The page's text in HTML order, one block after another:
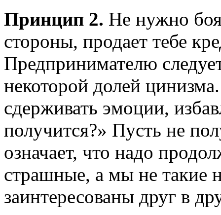
Принцип 2. Не нужно
стороны, продает тебе
Предпринимателю
некоторой долей
сдерживать эмоции,
получится?» Пусть не
означает, что надо
страшные, а мы не
заинтересованы друг в